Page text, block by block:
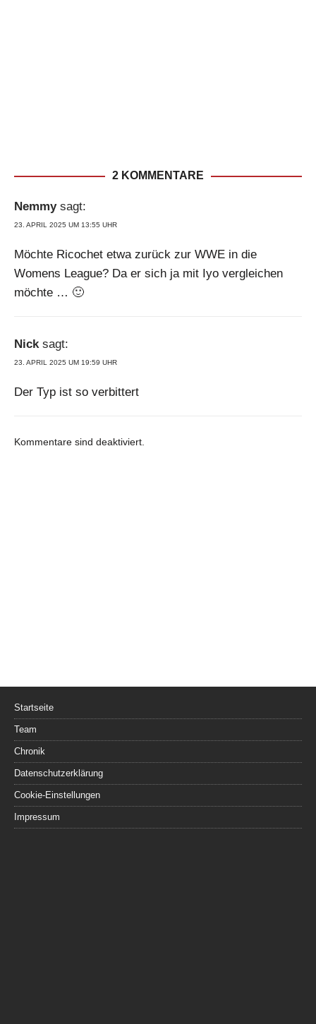
2 KOMMENTARE
Nemmy sagt:
23. APRIL 2025 UM 13:55 UHR
Möchte Ricochet etwa zurück zur WWE in die
Womens League? Da er sich ja mit Iyo vergleichen
möchte … 🙂
Nick sagt:
23. APRIL 2025 UM 19:59 UHR
Der Typ ist so verbittert
Kommentare sind deaktiviert.
Startseite
Team
Chronik
Datenschutzerklärung
Cookie-Einstellungen
Impressum